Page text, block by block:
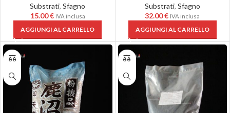
Substrati,Sfagno
15.00€ IVA inclusa
AGGIUNGI AL CARRELLO
Substrati, Sfagno
32.00€ IVA inclusa
AGGIUNGI AL CARRELLO